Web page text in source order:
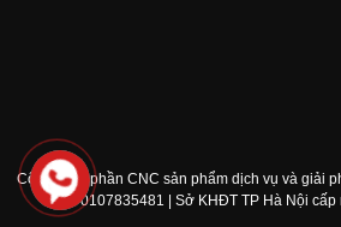
Công ty cổ phần CNC sản phẩm dịch vụ và giải
0107835481 | Sở KHĐT TP Hà Nội cấp